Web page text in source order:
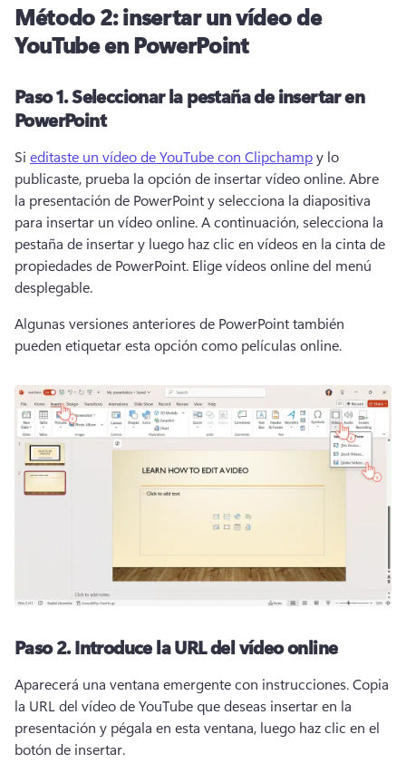
Método 2: insertar un vídeo de
YouTube en PowerPoint
Paso 1.Seleccionar la pestaña de insertar en
PowerPoint
Si editaste un vídeo de YouTube con Clipchamp y lo
publicaste, prueba la opción de insertar vídeo online. Abre
la presentación de PowerPoint y selecciona la diapositiva
para insertar un vídeo online. A continuación, selecciona la
pestaña de insertar y luego haz clic en vídeos en la cinta de
propiedades de PowerPoint. Elige vídeos online del menú
desplegable.
Algunas versiones anteriores de PowerPoint también
pueden etiquetar esta opción como películas online.
Paso 2.Introduce la URL del vídeo online
Aparecerá una ventana emergente con instrucciones. Copia
la URL del vídeo de YouTube que deseas insertar en la
presentación y pégala en esta ventana, luego haz clic en el
botón de insertar.